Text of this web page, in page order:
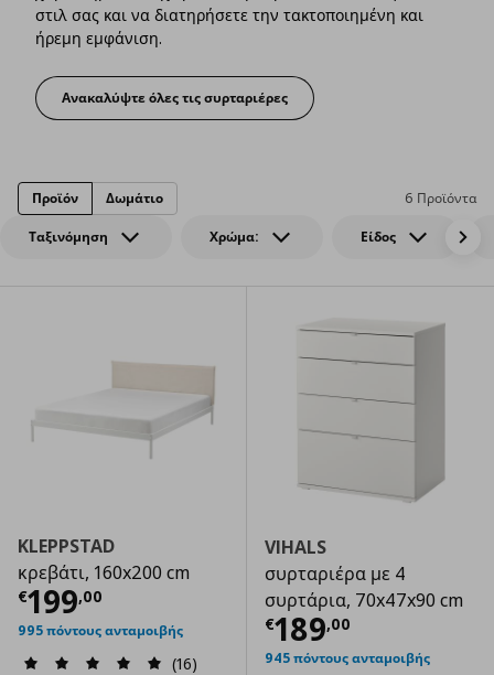
στιλ σας και να διατηρήσετε την τακτοποιημένη και
ήρεμη εμφάνιση.
Η τέχνη της αποθήκευσης
Ανακαλύψτε όλες τις συρταριέρες
Ταξινόμηση Χρώμα: Είδος
6 Προϊόντα
Προϊόν Δωμάτιο
KLEPPSTAD
κρεβάτι, 160x200 cm
€199,00
Τρέχουσα τιμή € 199,00
995 πόντους ανταμοιβής
(16)
VIHALS
συρταριέρα με 4
συρτάρια, 70x47x90 cm
€189,00
Τρέχουσα
945 πόντους ανταμοιβής